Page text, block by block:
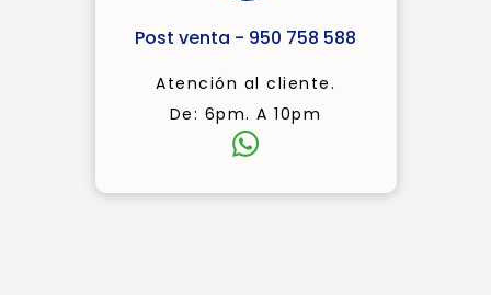
Post venta - 950 758 588
Atención al cliente.
De: 6pm. A 10pm